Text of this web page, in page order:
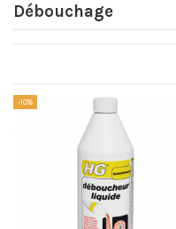
Débouchage
-10%